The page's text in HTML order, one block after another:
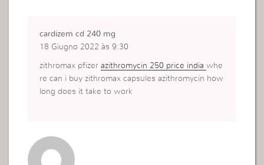
cardizem cd 240 mg
18 Giugno 2022 às 9:30
zithromax pfizerazithromycin 250 price indiawhe
re can i buy zithromax capsules azithromycin how
long does it take to work